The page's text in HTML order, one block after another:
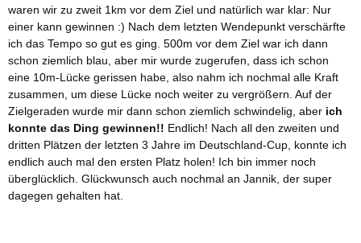
waren wir zu zweit 1km vor dem Ziel und natürlich war klar: Nur
einer kann gewinnen :) Nach dem letzten Wendepunkt verschärfte
ich das Tempo so gut es ging. 500m vor dem Ziel war ich dann
schon ziemlich blau, aber mir wurde zugerufen, dass ich schon
eine 10m-Lücke gerissen habe, also nahm ich nochmal alle Kraft
zusammen, um diese Lücke noch weiter zu vergrößern. Auf der
Zielgeraden wurde mir dann schon ziemlich schwindelig, aber ich
konnte das Ding gewinnen!! Endlich! Nach all den zweiten und
dritten Plätzen der letzten 3 Jahre im Deutschland-Cup, konnte ich
endlich auch mal den ersten Platz holen! Ich bin immer noch
überglücklich. Glückwunsch auch nochmal an Jannik, der super
dagegen gehalten hat.